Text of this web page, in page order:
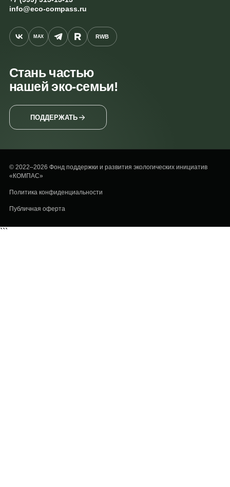
info@eco-compass.ru
MAX RWB
Стань частью
нашей эко-семьи!
ПОДДЕРЖАТЬ
© 2022–2026 Фонд поддержки и развития экологических инициатив
«КОМПАС»
Политика конфиденциальности
Публичная оферта
```